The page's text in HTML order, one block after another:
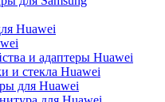
Huawei
и адаптеры Huawei
и стекла Huawei
для Huawei